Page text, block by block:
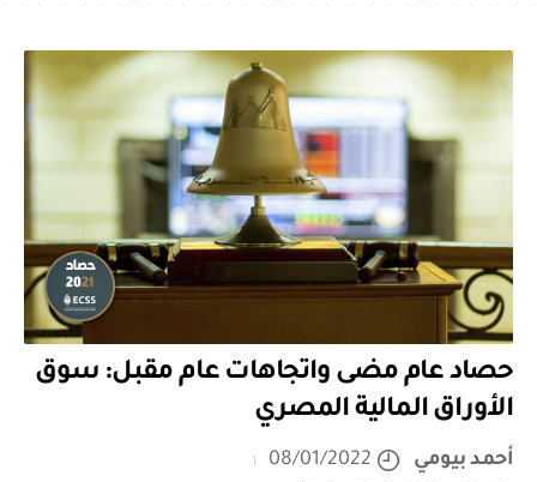
حصاد عام مضى واتجاهات عام مقبل: سوق
الأوراق المالية المصري
أحمد بيومي
08/01/2022